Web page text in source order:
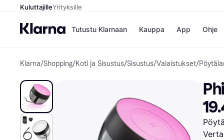
KuluttajilleYrityksille
Tutustu Klarnaan Kauppa
Kaupat
Gigantti
H&M
Peten
Wolt
App Ohje
Klarna/Shopping/Koti ja Sisustus/Sisustus/Valaistukset/